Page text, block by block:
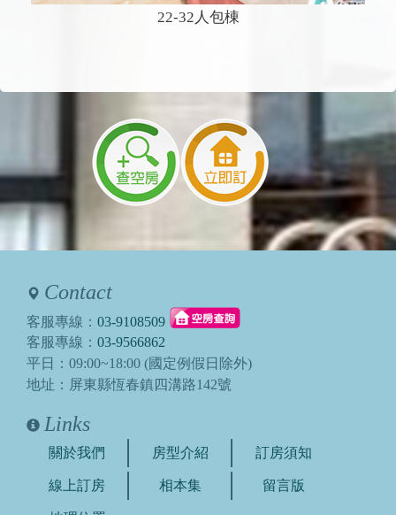
22-32人包棟
Contact
客服專線： 03-9108509
客服專線： 03-9566862
平日：09:00~18:00 (國定例假日除外)
地址：屏東縣恆春鎮四溝路142號
Links
關於我們 房型介紹 訂房須知
線上訂房 相本集 留言版